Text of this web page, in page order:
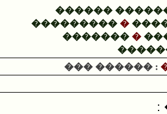
������
����������
��������
��� ������ :